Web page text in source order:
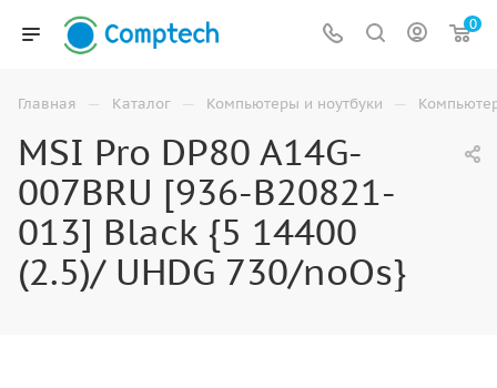
0
Главная — Каталог — Компьютеры и ноутбуки —
MSI Pro DP80 A14G-
007BRU [936-B20821-
013] Black {5 14400
(2.5)/ UHDG 730/noOs}